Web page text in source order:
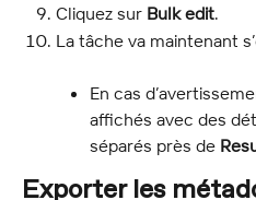
Cliquez sur Bulk edit.
La tâche va maintenant
En cas
affichés avec des
séparés près de
Exporter les